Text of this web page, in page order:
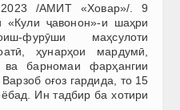
/АМИТ «Ховар»/. 9
«Кули ҷавонон»-и шаҳри
фурӯши маҳсулоти
ҳунарҳои мардумӣ,
барномаи фарҳангии
оғоз гардида, то 15
Ин тадбир ба хотири